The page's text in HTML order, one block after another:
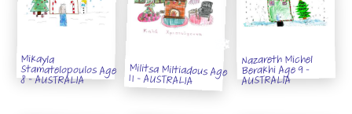
Mikayla
Stamatelopoulos Age
8 - AUSTRALIA Militsa Miltiadous Age
11 - AUSTRALIA
Nazareth Michel
Berakhi Age 9 -
AUSTRALIA